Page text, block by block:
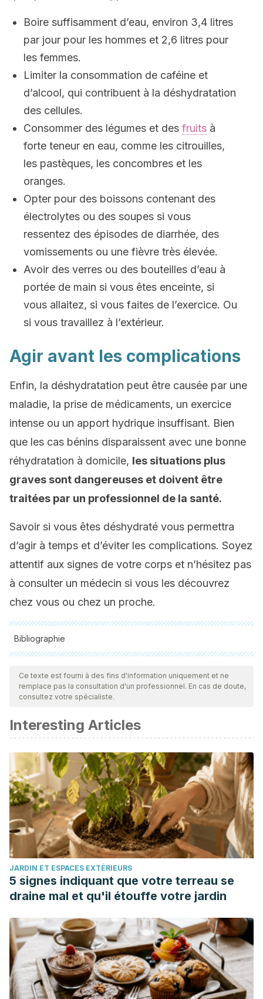
Boire suffisamment d’eau, environ 3,4 litres
par jour pour les hommes et 2,6 litres pour
les femmes.
Limiter la consommation de caféine et
d’alcool, qui contribuent à la déshydratation
des cellules.
Consommer des légumes et des fruits à
forte teneur en eau, comme les citrouilles,
les pastèques, les concombres et les
oranges.
Opter pour des boissons contenant des
électrolytes ou des soupes si vous
ressentez des épisodes de diarrhée, des
vomissements ou une fièvre très élevée.
Avoir des verres ou des bouteilles d’eau à
portée de main si vous êtes enceinte, si
vous allaitez, si vous faites de l’exercice. Ou
si vous travaillez à l’extérieur.
Agir avant les complications
Enfin, la déshydratation peut être causée par une
maladie, la prise de médicaments, un exercice
intense ou un apport hydrique insuffisant. Bien
que les cas bénins disparaissent avec une bonne
réhydratation à domicile, les situations plus
graves sont dangereuses et doivent être
traitées par un professionnel de la santé.
Savoir si vous êtes déshydraté vous permettra
d’agir à temps et d’éviter les complications. Soyez
attentif aux signes de votre corps et n’hésitez pas
à consulter un médecin si vous les découvrez
chez vous ou chez un proche.
Bibliographie
Toutes les sources citées ont été examinées en profondeur
par notre équipe pour garantir leur qualité, leur fiabilité, leur
actualité et leur validité. La bibliographie de cet article a été
ou scientifique
Adams, J. D., Sekiguchi, Y., Suh, H. G., Seal, A. D., Sprong,
C. A., Kirkland, T. W., & Kavouras, S. A. (2018). Dehydration
impairs cycling performance, independently of thirst: a
blinded study.Med Sci Sports Exerc,50(8), 1697-1703.
https://asu.elsevierpure.com/en/publications/dehydration-
impairs-cycling-performance-independently-of-thirst-a
Arca, K. N., & Halker Singh, R. B. (2021). Dehydration and
headache.Current pain and headache reports,25, 1-6.
https://link.springer.com/article/10.1007/s11916-021-00966-z
Beck, A. M., Seemer, J., Knudsen, A. W., & Munk, T. (2021).
Narrative review of low-intake dehydration in older
adults.
Nutrients,13 (9), 3142.
https://www.mdpi.com/2072-
6643/13/9/3142
Belasco, R., Edwards, T., Munoz, A. J., Rayo, V., & Buono,
M. J. (2020). The effect of hydration on urine color
objectively evaluated in CIE L* a* b* color space.Frontiers
Ce texte est fourni à des fins d'information uniquement et ne
remplace pas la consultation d'un professionnel. En cas de doute,
consultez votre spécialiste.
Interesting Articles
JARDIN ET ESPACES EXTÉRIEURS
5 signes indiquant que votre terreau se
draine mal et qu'il étouffe votre jardin